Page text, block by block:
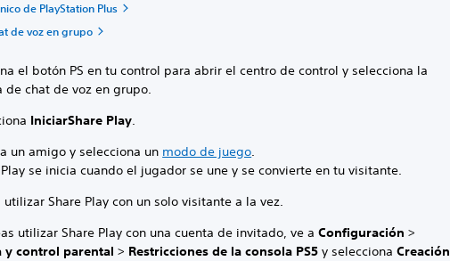
de PlayStation Plus
de voz en grupo
el botón PS en tu control para abrir el centro de control y selecciona la
de chat de voz en grupo.
IniciarShare Play.
un amigo y selecciona un modo de juego.
se inicia cuando el jugador se une y se convierte en tu visitante.
utilizar Share Play con un solo visitante a la vez.
utilizar Share Play con una cuenta de invitado, ve aConfiguración >
y control parental > Restricciones de la consola PS5 y seleccionaCreación